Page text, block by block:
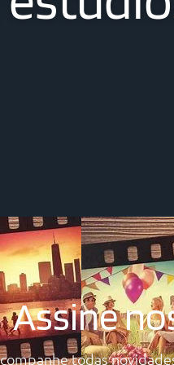
Assine
todas